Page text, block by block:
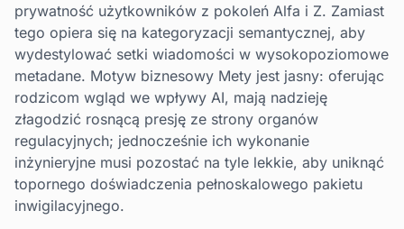
prywatność użytkowników z pokoleń Alfa i Z. Zamiast
tego opiera się na kategoryzacji semantycznej, aby
wydestylować setki wiadomości w wysokopoziomowe
metadane. Motyw biznesowy Mety jest jasny: oferując
rodzicom wgląd we wpływy AI, mają nadzieję
złagodzić rosnącą presję ze strony organów
regulacyjnych; jednocześnie ich wykonanie
inżynieryjne musi pozostać na tyle lekkie, aby uniknąć
topornego doświadczenia pełnoskalowego pakietu
inwigilacyjnego.